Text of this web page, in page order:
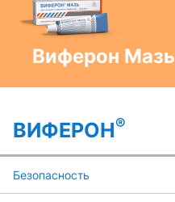
Виферон Мазь
ВИФЕРОН®
Безопасность